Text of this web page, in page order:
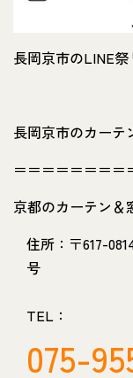
長岡京市のLINE祭
長岡京市のカーテ
＝＝＝＝＝＝＝＝
京都のカーテン＆
住所：〒617-
号
TEL：
075-